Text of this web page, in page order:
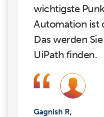
wichtigste
Automation ist
Das werden
UiPath finden.
Gagnish R,